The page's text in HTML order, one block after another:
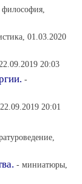
01.03.2020
20:03
-
20:01
- миниатюры,